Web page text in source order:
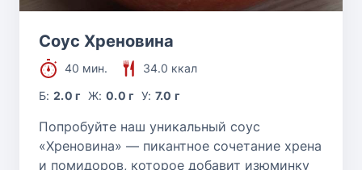
Соус Хреновина
40 мин.
34.0 ккал
Б:2.0 г Ж: 0.0 г У: 7.0 г
Попробуйте наш уникальный соус
«Хреновина» — пикантное сочетание хрена
и помидоров, которое добавит изюминку